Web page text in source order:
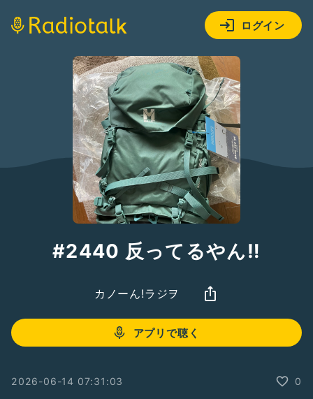
ログイン
#2440 反ってるやん‼️
カノーん!ラジヲ
アプリで聴く
2026-06-14 07:31:03 0